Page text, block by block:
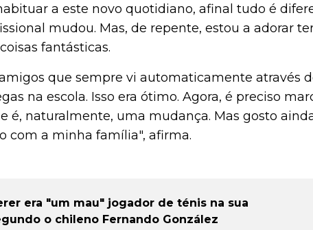
a este novo quotidiano, afinal tudo é
mudou. Mas, de repente, estou a adorar
fantásticas.
que sempre vi automaticamente através
na escola. Isso era ótimo. Agora, é preciso
é, naturalmente, uma mudança. Mas gosto
com a minha família", afirma.
era "um mau" jogador de ténis na sua
o chileno Fernando González